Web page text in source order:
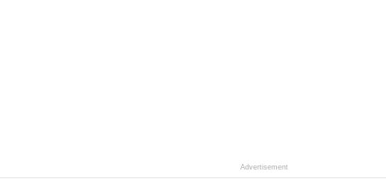
Advertisement